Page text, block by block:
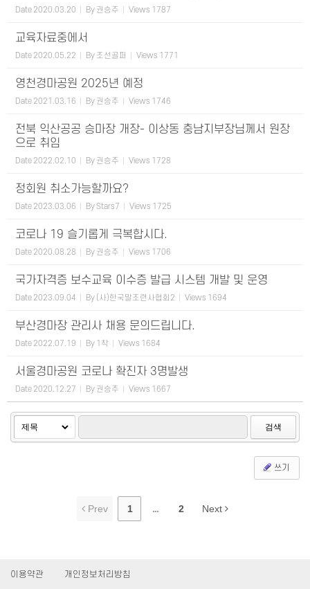
Date 2020.03.20 By 권승주 Views 1787
교육자료중에서
Date 2020.05.22 By 조선골퍼 Views 1771
영천경마공원 2025년 예정
Date 2021.03.16 By 권승주 Views 1746
전북 익산공공 승마장 개장- 이상동 충남지부장님께서 원장
으로 취임
Date 2022.02.10 By 권승주 Views 1728
정회원 취소가능할까요?
Date 2023.03.06 ByStars7 Views 1725
코로나 19 슬기롭게 극복합시다.
Date 2020.08.28 By 권승주 Views 1706
국가자격증 보수교육 이수증 발급 시스템 개발 및 운영
Date 2023.09.04 By (사)한국말조련사협회2 Views 1694
부산경마장 관리사 채용 문의드립니다.
Date 2022.07.19 By 1착 Views 1684
서울경마공원 코로나 확진자 3명발생
Date 2020.12.27 By 권승주 Views 1667
검색
쓰기
Prev 1 ... 2 Next
이용약관 개인정보처리방침